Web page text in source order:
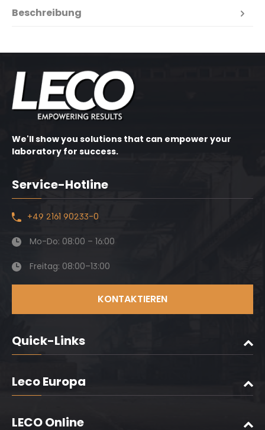
Beschreibung
We'll show you solutions that can empower your
laboratory for success.
Service-Hotline
+49 2161 90233-0
Mo-Do: 08:00 – 16:00
Freitag: 08:00–13:00
KONTAKTIEREN
Quick-Links
Leco Europa
LECO Online